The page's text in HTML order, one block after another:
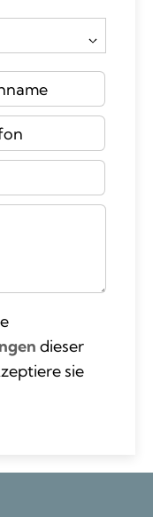
dieser
sie